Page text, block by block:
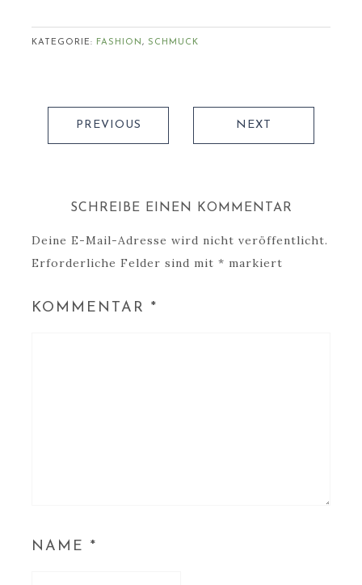
KATEGORIE: FASHION, SCHMUCK
PREVIOUS NEXT
SCHREIBE EINEN KOMMENTAR
Deine E-Mail-Adresse wird nicht veröffentlicht.
Erforderliche Felder sind mit * markiert
KOMMENTAR *
NAME *